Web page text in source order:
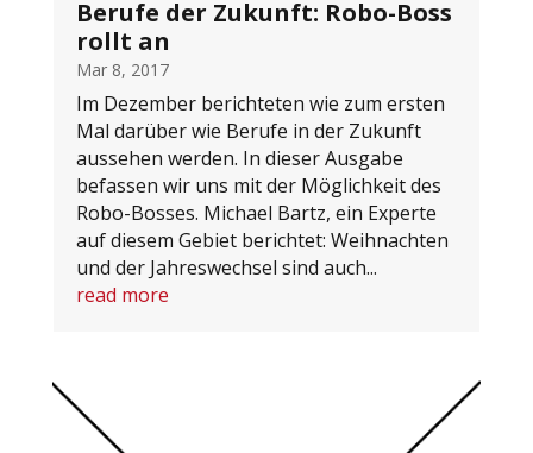
Berufe der Zukunft: Robo-Boss
rollt an
Mar 8, 2017
Im Dezember berichteten wie zum ersten
Mal darüber wie Berufe in der Zukunft
aussehen werden. In dieser Ausgabe
befassen wir uns mit der Möglichkeit des
Robo-Bosses. Michael Bartz, ein Experte
auf diesem Gebiet berichtet: Weihnachten
und der Jahreswechsel sind auch...
read more